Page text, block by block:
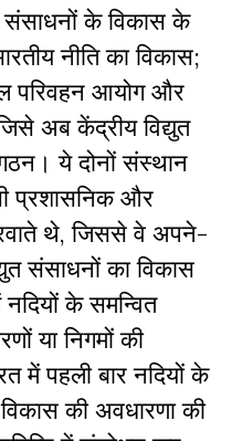
के विकास के
नीति का विकास;
परिवहन आयोग और
अब केंद्रीय विद्युत
ये दोनों संस्थान
प्रशासनिक और
थे, जिससे वे अपने-
संसाधनों का विकास
के समन्वित
या निगमों की
में पहली बार नदियों के
की अवधारणा की